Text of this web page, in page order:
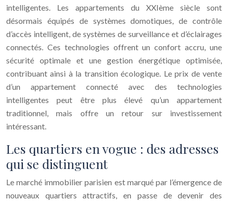
intelligentes. Les appartements du XXIème siècle sont
désormais équipés de systèmes domotiques, de contrôle
d’accès intelligent, de systèmes de surveillance et d’éclairages
connectés. Ces technologies offrent un confort accru, une
sécurité optimale et une gestion énergétique optimisée,
contribuant ainsi à la transition écologique. Le prix de vente
d’un appartement connecté avec des technologies
intelligentes peut être plus élevé qu’un appartement
traditionnel, mais offre un retour sur investissement
intéressant.
Les quartiers en vogue : des adresses
qui se distinguent
Le marché immobilier parisien est marqué par l’émergence de
nouveaux quartiers attractifs, en passe de devenir des